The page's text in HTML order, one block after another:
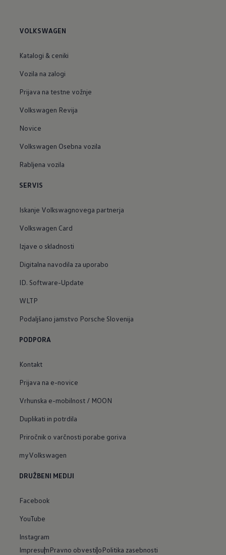
VOLKSWAGEN
Katalogi & ceniki
Vozila na zalogi
Prijava na testne vožnje
Volkswagen Revija
Novice
Volkswagen Osebna vozila
Rabljena vozila
SERVIS
Iskanje Volkswagnovega partnerja
Volkswagen Card
Izjave o skladnosti
Digitalna navodila za uporabo
ID. Software-Update
WLTP
Podaljšano jamstvo Porsche Slovenija
PODPORA
Kontakt
Prijava na e-novice
Vrhunska e-mobilnost / MOON
Duplikati in potrdila
Priročnik o varčnosti porabe goriva
myVolkswagen
DRUŽBENI MEDIJI
Facebook
YouTube
Instagram
ImpresumPravno obvestiloPolitika zasebnosti